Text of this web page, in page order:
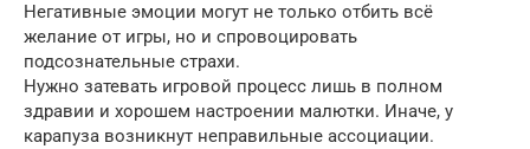
Негативные эмоции могут не только отбить всё
желание от игры, но и спровоцировать
подсознательные страхи.
Нужно затевать игровой процесс лишь в полном
здравии и хорошем настроении малютки. Иначе, у
карапуза возникнут неправильные ассоциации.